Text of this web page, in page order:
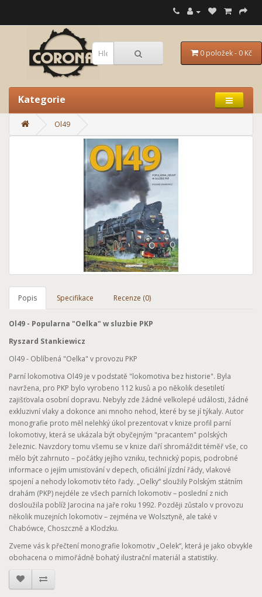
0 položek - 0 Kč
Kategorie
Ol49
Popis Specifikace Recenze (0)
Ol49 - Popularna "Oelka" w sluzbie PKP
Ryszard Stankiewicz
Ol49 - Oblíbená "Oelka" v provozu PKP
Parní lokomotiva Ol49 je v podstatě "lokomotiva bez historie". Byla
navržena, pro PKP bylo vyrobeno 112 kusů a po několik desetiletí
zajišťovala osobní dopravu. Nebyly zde žádné velkolepé události, žádné
exkluzivní vlaky a dokonce ani mnoho nehod, které by se jí týkaly. Autor
monografie proto měl nelehký úkol prezentovat v knize profil parní
lokomotivy, která se ukázala být obyčejným "pracantem" polských
železnic. Navzdory tomu všemu se v knize daří shromáždit téměř vše, co
mělo být zahrnuto – počátky jejího vzniku, technický popis, podrobné
informace o jejím umisťování v depech, oficiální jízdní řády, vlakové
spojení a nehody lokomotiv této řady. „Oelky“ sloužily Polským státním
drahám (PKP) nejdéle ze všech parních lokomotiv – poslední z nich
dosloužila poblíž Jarocina na jaře roku 1992. Později zůstalo v provozu
několik muzejních lokomotiv – zejména ve Wolsztyně, ale také v
Chabówce, Choszczně a Klodzku.
Zveme vás k přečtení monografie lokomotiv „Oelek“, která je jako obvykle
obohacena o mimořádně bohatý ilustrační materiál a statistiky.